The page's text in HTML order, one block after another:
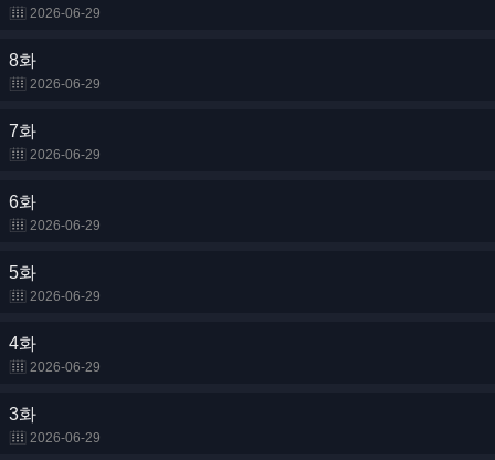
2026-06-29
8화
2026-06-29
7화
2026-06-29
6화
2026-06-29
5화
2026-06-29
4화
2026-06-29
3화
2026-06-29